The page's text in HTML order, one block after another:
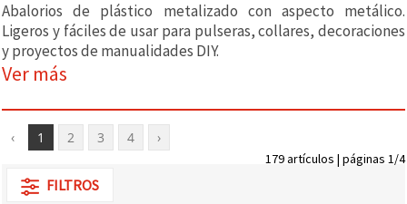
Abalorios de plástico metalizado con aspecto metálico.
Ligeros y fáciles de usar para pulseras, collares, decoraciones
y proyectos de manualidades DIY.
Ver más
‹ 1 2 3 4 ›
179 artículos | páginas 1/4
FILTROS